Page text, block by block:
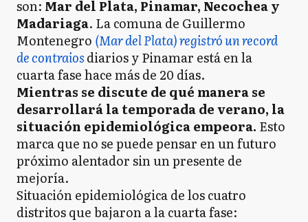
son: Mar del Plata, Pinamar, Necochea y
Madariaga. La comuna de Guillermo
Montenegro (Mar del Plata) registró un record
de contraiosdiarios y Pinamar está en la
cuarta fase hace más de 20 días.
Mientras se discute de qué manera se
desarrollará la temporada de verano, la
situación epidemiológica empeora. Esto
marca que no se puede pensar en un futuro
próximo alentador sin un presente de
mejoría.
Situación epidemiológica de los cuatro
distritos que bajaron a la cuarta fase: